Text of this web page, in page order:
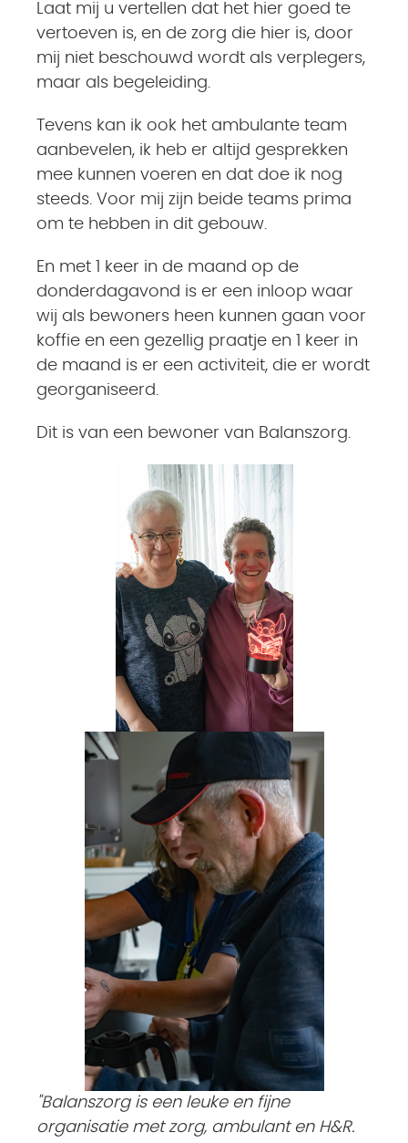
Laat mij u vertellen dat het hier goed te
vertoeven is, en de zorg die hier is, door
mij niet beschouwd wordt als verplegers,
maar als begeleiding.
Tevens kan ik ook het ambulante team
aanbevelen, ik heb er altijd gesprekken
mee kunnen voeren en dat doe ik nog
steeds. Voor mij zijn beide teams prima
om te hebben in dit gebouw.
En met 1 keer in de maand op de
donderdagavond is er een inloop waar
wij als bewoners heen kunnen gaan voor
koffie en een gezellig praatje en 1 keer in
de maand is er een activiteit, die er wordt
georganiseerd.
Dit is van een bewoner van Balanszorg.
"Balanszorg is een leuke en fijne
organisatie met zorg, ambulant en H&R.